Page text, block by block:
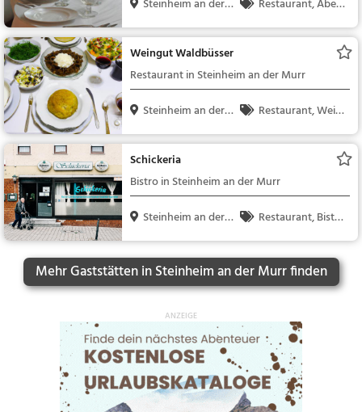
Steinheim an der
Mur...
Restaurant, Aben
dessen, Mittagessen
Weingut Waldbüsser
Restaurant in Steinheim an der Murr
Steinheim an der
Mur...
Restaurant, Wein,
Snacks / Getränke
Schickeria
Bistro in Steinheim an der Murr
Steinheim an der
Mur...
Restaurant, Bistr
o, Snacks / Getränke
Mehr Gaststätten in Steinheim an der Murr finden